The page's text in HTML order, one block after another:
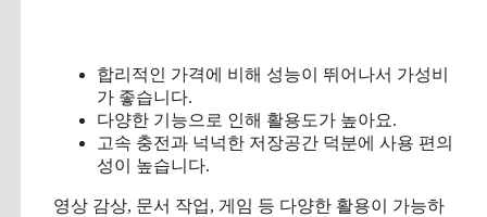
합리적인 가격에 비해 성능이 뛰어나서 가성비
가 좋습니다.
다양한 기능으로 인해 활용도가 높아요.
고속 충전과 넉넉한 저장공간 덕분에 사용 편의
성이 높습니다.
영상 감상, 문서 작업, 게임 등 다양한 활용이 가능하